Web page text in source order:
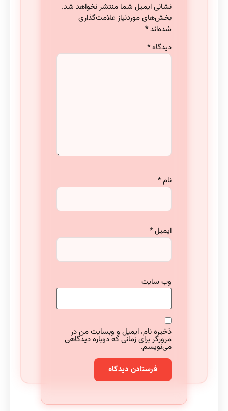
نشانی ایمیل شما منتشر نخواهد شد.
بخش‌های موردنیاز علامت‌گذاری
شده‌اند*
دیدگاه*
ایمیل*
وب‌ سایت
ذخیره نام، ایمیل و وبسایت من در
مرورگر برای زمانی که دوباره دیدگاهی
می‌نویسم.